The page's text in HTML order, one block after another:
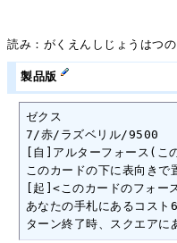
読み：がくえんしじょうはつ
製品版
ゼクス
7/赤/ラズベリル/9500
[自]アルターフォース(こ
このカードの下に表向きで
[起]<このカードのフォー
あなたの手札にあるコスト
ターン終了時、スクエアに